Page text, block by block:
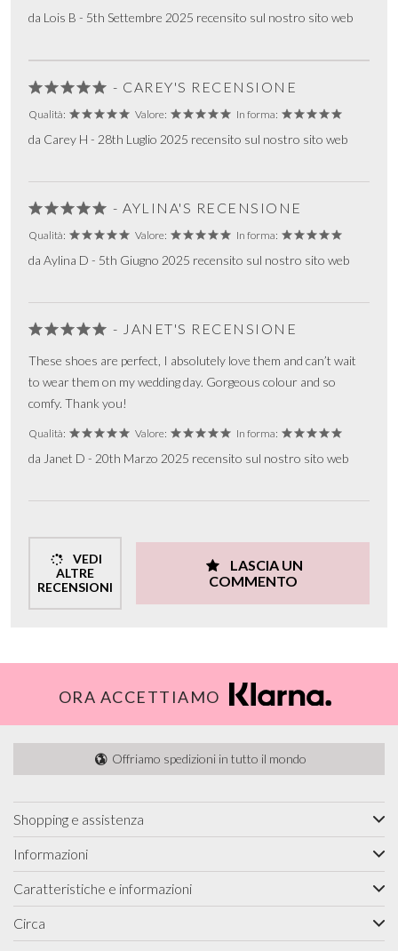
da Lois B - 5th Settembre 2025 recensito sul nostro sito web
- CAREY'S RECENSIONE
Qualità: Valore: In forma:
da Carey H - 28th Luglio 2025 recensito sul nostro sito web
- AYLINA'S RECENSIONE
Qualità: Valore: In forma:
da Aylina D - 5th Giugno 2025 recensito sul nostro sito web
- JANET'S RECENSIONE
These shoes are perfect, I absolutely love them and can’t wait
to wear them on my wedding day. Gorgeous colour and so
comfy. Thank you!
Qualità: Valore: In forma:
da Janet D - 20th Marzo 2025 recensito sul nostro sito web
VEDI
ALTRE
RECENSIONI
LASCIA UN
COMMENTO
ORA ACCETTIAMO
Offriamo spedizioni in tutto il mondo
Shopping e assistenza
Informazioni
Caratteristiche e informazioni
Circa